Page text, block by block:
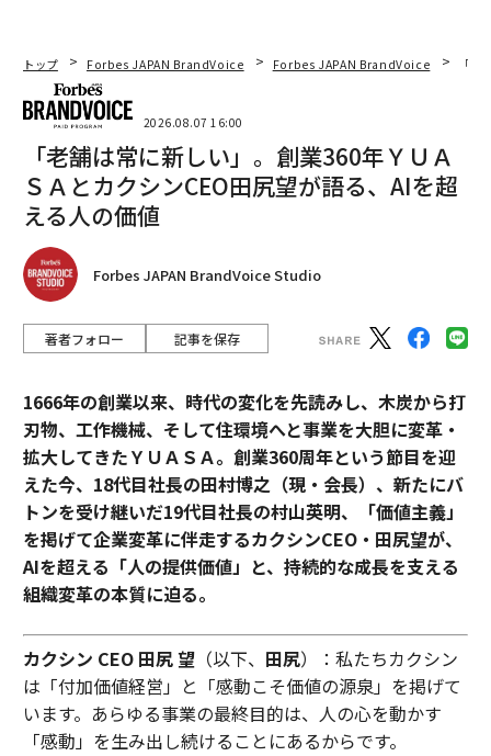
トップ Forbes JAPAN BrandVoice Forbes JAPAN BrandVoice 「
2026.08.07 16:00
「老舗は常に新しい」。創業360年ＹＵＡ
ＳＡとカクシンCEO田尻望が語る、AIを超
える人の価値
Forbes JAPAN BrandVoice Studio
著者フォロー 記事を保存
1666年の創業以来、時代の変化を先読みし、木炭から打
刃物、工作機械、そして住環境へと事業を大胆に変革・
拡大してきたＹＵＡＳＡ。創業360周年という節目を迎
えた今、18代目社長の田村博之（現・会長）、新たにバ
トンを受け継いだ19代目社長の村山英明、「価値主義」
を掲げて企業変革に伴走するカクシンCEO・田尻望が、
AIを超える「人の提供価値」と、持続的な成長を支える
組織変革の本質に迫る。
カクシン CEO 田尻 望（以下、 田尻）：私たちカクシン
は「付加価値経営」と「感動こそ価値の源泉」を掲げて
います。あらゆる事業の最終目的は、人の心を動かす
「感動」を生み出し続けることにあるからです。